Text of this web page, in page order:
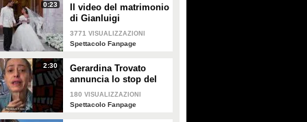
0:23
Il video del matrimonio
di Gianluigi
Donnarumma e Alessia
Elefante
3771 VISUALIZZAZIONI
Spettacolo Fanpage
2:30
Gerardina Trovato
annuncia lo stop del
tour per problemi di
salute
180 VISUALIZZAZIONI
Spettacolo Fanpage